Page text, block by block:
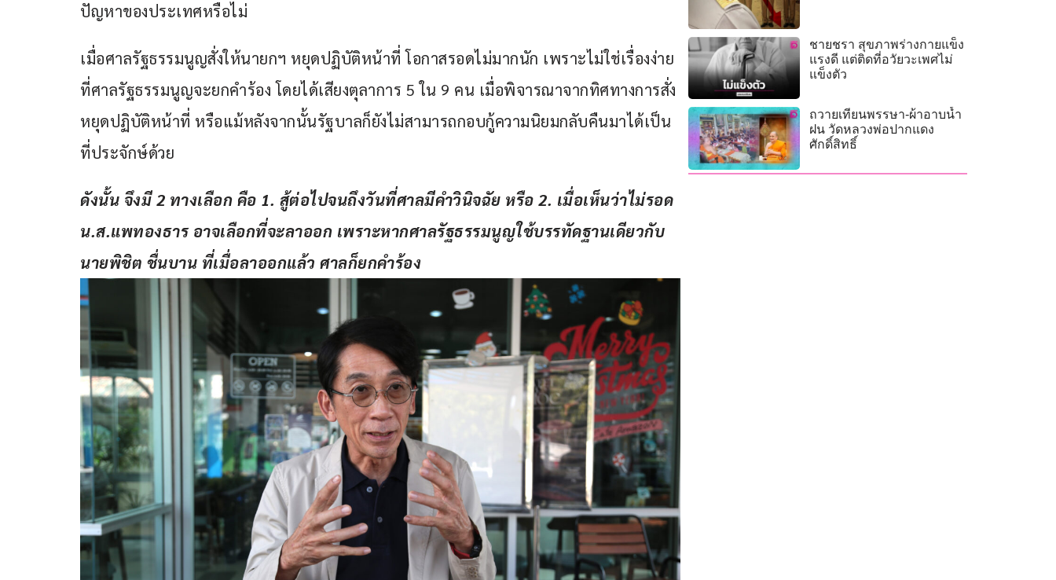
ปัญหาของประเทศหรือไม่
เมื่อศาลรัฐธรรมนูญสั่งให้นายกฯ หยุดปฏิบัติหน้าที่ โอกาสรอดไม่มากนัก เพราะไม่ใช่เรื่องง่าย
ที่ศาลรัฐธรรมนูญจะยกคำร้อง โดยได้เสียงตุลาการ 5 ใน 9 คน เมื่อพิจารณาจากทิศทางการสั่ง
หยุดปฏิบัติหน้าที่ หรือแม้หลังจากนั้นรัฐบาลก็ยังไม่สามารถกอบกู้ความนิยมกลับคืนมาได้เป็น
ที่ประจักษ์ด้วย
ดังนั้น จึงมี 2 ทางเลือก คือ 1. สู้ต่อไปจนถึงวันที่ศาลมีคำวินิจฉัย หรือ 2. เมื่อเห็นว่าไม่รอด
น.ส.แพทองธาร อาจเลือกที่จะลาออก เพราะหากศาลรัฐธรรมนูญใช้บรรทัดฐานเดียวกับ
นายพิชิต ชื่นบาน ที่เมื่อลาออกแล้ว ศาลก็ยกคำร้อง
ชายชรา สุขภาพร่างกายแข็ง
แรงดี แต่ติดที่อวัยวะเพศไม่
แข็งตัว
ถวายเทียนพรรษา-ผ้าอาบน้ำ
ฝน วัดหลวงพ่อปากแดง
ศักดิ์สิทธิ์